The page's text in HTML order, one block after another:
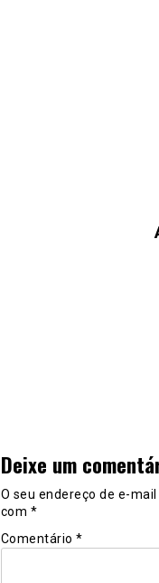
Deixe um
O seu endereço de e-
com *
Comentário *